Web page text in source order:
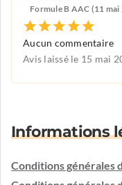
Formule B AAC (11 mai
Aucun commentaire
Avis laissé le 15 mai
Informations
Conditions générales